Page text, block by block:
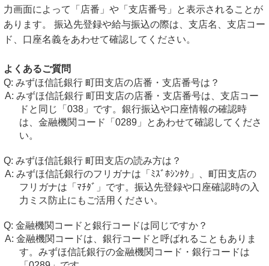
力画面によって「店番」や「支店番号」と表示されることが
あります。 振込先登録や給与振込の際は、支店名、支店コー
ド、口座名義をあわせて確認してください。
よくあるご質問
みずほ信託銀行 町田支店の店番・支店番号は？
みずほ信託銀行 町田支店の店番・支店番号は、支店コー
ドと同じ「038」です。銀行振込や口座情報の確認時
は、金融機関コード「0289」とあわせて確認してくださ
い。
みずほ信託銀行 町田支店の読み方は？
みずほ信託銀行のフリガナは「ﾐｽﾞﾎｼﾝﾀｸ」、町田支店の
フリガナは「ﾏﾁﾀﾞ」です。振込先登録や口座確認時の入
力ミス防止にもご活用ください。
金融機関コードと銀行コードは同じですか？
金融機関コードは、銀行コードと呼ばれることもありま
す。みずほ信託銀行の金融機関コード・銀行コードは